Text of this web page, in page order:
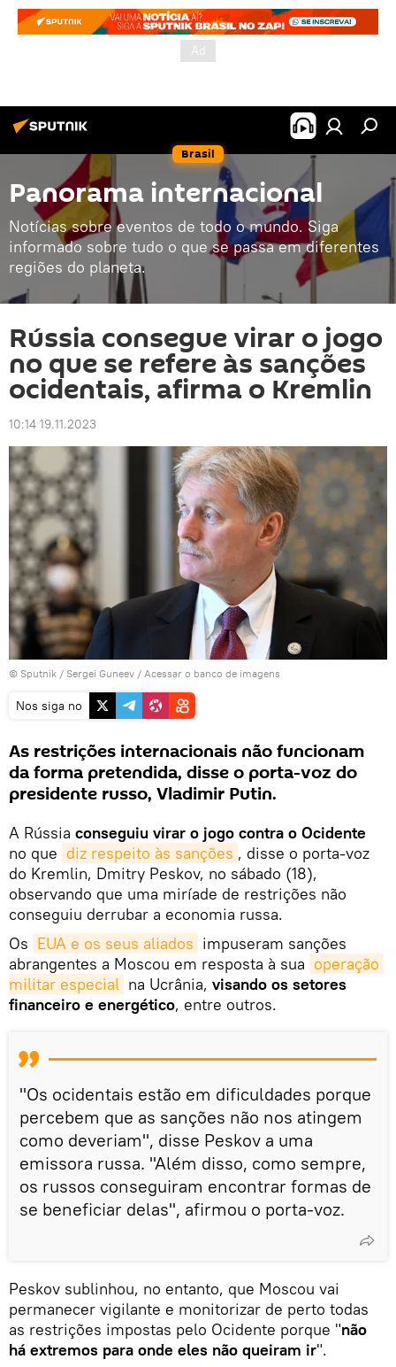
Brasil
Panorama internacional
Notícias sobre eventos de todo o mundo. Siga
informado sobre tudo o que se passa em diferentes
regiões do planeta.
Rússia consegue virar o jogo
no que se refere às sanções
ocidentais, afirma o Kremlin
10:14 19.11.2023
© Sputnik / Sergei Guneev / Acessar o banco de imagens
Nos siga no
As restrições internacionais não funcionam
da forma pretendida, disse o porta-voz do
presidente russo, Vladimir Putin.
A Rússia conseguiu virar o jogo contra o Ocidente
no que diz respeito às sanções , disse o porta-voz
do Kremlin, Dmitry Peskov, no sábado (18),
observando que uma miríade de restrições não
conseguiu derrubar a economia russa.
Os EUA e os seus aliados impuseram sanções
abrangentes a Moscou em resposta à sua operação
militar especial na Ucrânia, visando os setores
financeiro e energético, entre outros.
"Os ocidentais estão em dificuldades porque
percebem que as sanções não nos atingem
como deveriam", disse Peskov a uma
emissora russa. "Além disso, como sempre,
os russos conseguiram encontrar formas de
se beneficiar delas", afirmou o porta-voz.
Peskov sublinhou, no entanto, que Moscou vai
permanecer vigilante e monitorizar de perto todas
as restrições impostas pelo Ocidente porque "não
há extremos para onde eles não queiram ir".